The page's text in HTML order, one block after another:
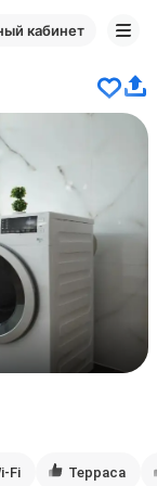
кабинет
Fi Терраса